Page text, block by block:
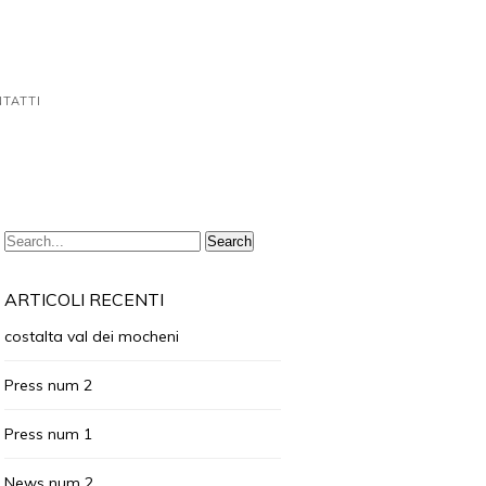
ARTICOLI RECENTI
costalta val dei mocheni
Press num 2
Press num 1